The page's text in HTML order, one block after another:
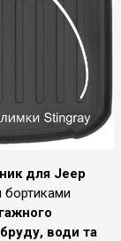
для Jeep
бортиками
води та